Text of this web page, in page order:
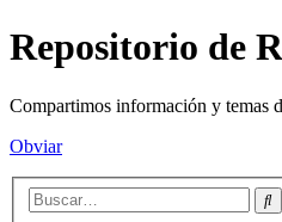
Repositorio de
Compartimos información y temas
Obviar